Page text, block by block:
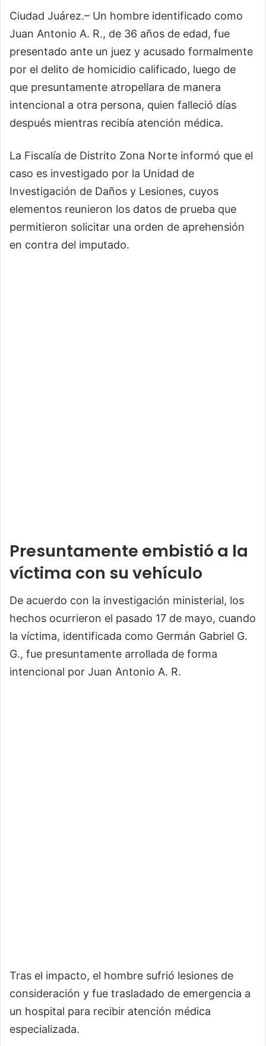
Ciudad Juárez.– Un hombre identificado como
Juan Antonio A. R., de 36 años de edad, fue
presentado ante un juez y acusado formalmente
por el delito de homicidio calificado, luego de
que presuntamente atropellara de manera
intencional a otra persona, quien falleció días
después mientras recibía atención médica.
La Fiscalía de Distrito Zona Norte informó que el
caso es investigado por la Unidad de
Investigación de Daños y Lesiones, cuyos
elementos reunieron los datos de prueba que
permitieron solicitar una orden de aprehensión
en contra del imputado.
Presuntamente embistió a la
víctima con su vehículo
De acuerdo con la investigación ministerial, los
hechos ocurrieron el pasado 17 de mayo, cuando
la víctima, identificada como Germán Gabriel G.
G., fue presuntamente arrollada de forma
intencional por Juan Antonio A. R.
Tras el impacto, el hombre sufrió lesiones de
consideración y fue trasladado de emergencia a
un hospital para recibir atención médica
especializada.